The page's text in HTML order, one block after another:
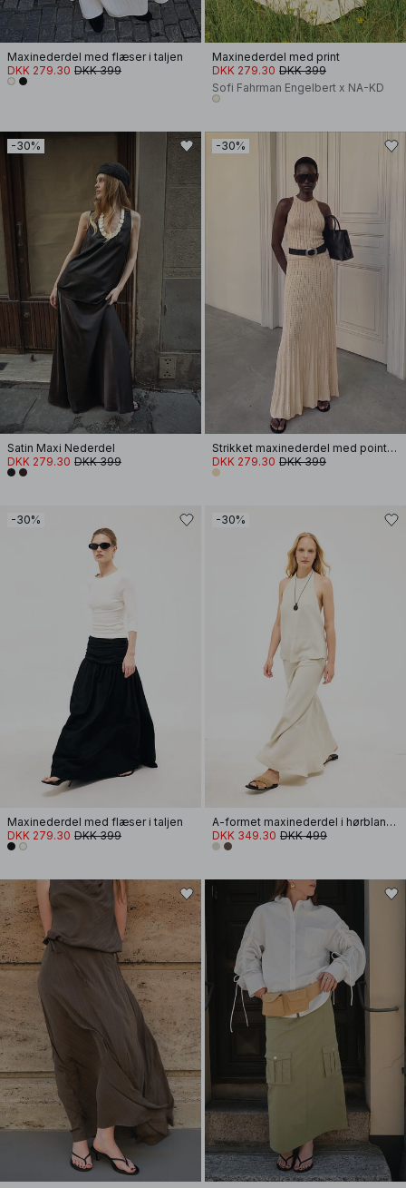
Maxinederdel med flæser i taljen
DKK 279.30 DKK 399
Maxinederdel med print
DKK 279.30 DKK 399
Sofi Fahrman Engelbert x NA-KD
-30%
Satin Maxi Nederdel
DKK 279.30 DKK 399
-30%
Strikket maxinederdel med pointelle og vidde
DKK 279.30 DKK 399
-30%
Maxinederdel med flæser i taljen
DKK 279.30 DKK 399
-30%
A-formet maxinederdel i hørblanding med lyocell
DKK 349.30 DKK 499